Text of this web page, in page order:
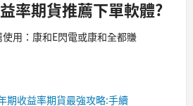
率期貨推薦下單軟體?
用：康和E閃電或康和全都賺